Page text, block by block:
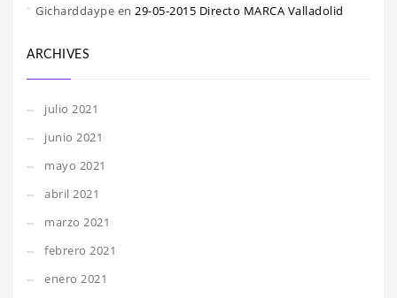
Gicharddaype en 29-05-2015 Directo MARCA Valladolid
ARCHIVES
julio 2021
junio 2021
mayo 2021
abril 2021
marzo 2021
febrero 2021
enero 2021